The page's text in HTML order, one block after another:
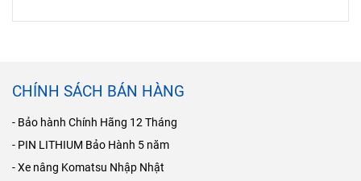
CHÍNH SÁCH BÁN HÀNG
- Bảo hành Chính Hãng 12 Tháng
- PIN LITHIUM Bảo Hành 5 năm
- Xe nâng Komatsu Nhập Nhật